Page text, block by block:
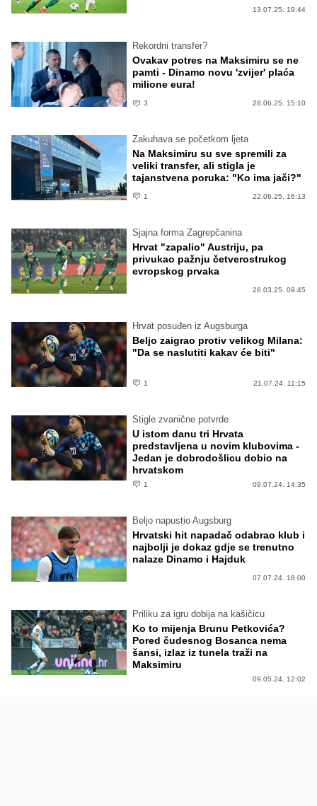
13.07.25. 19:44
Rekordni transfer?
Ovakav potres na Maksimiru se ne
pamti - Dinamo novu 'zvijer' plaća
milione eura!
3 28.06.25. 15:10
Zakuhava se početkom ljeta
Na Maksimiru su sve spremili za
veliki transfer, ali stigla je
tajanstvena poruka: "Ko ima jači?"
1 22.06.25. 16:13
Sjajna forma Zagrepčanina
Hrvat "zapalio" Austriju, pa
privukao pažnju četverostrukog
evropskog prvaka
26.03.25. 09:45
Hrvat posuđen iz Augsburga
Beljo zaigrao protiv velikog Milana:
"Da se naslutiti kakav će biti"
1 21.07.24. 11:15
Stigle zvanične potvrde
U istom danu tri Hrvata
predstavljena u novim klubovima -
Jedan je dobrodošlicu dobio na
hrvatskom
1 09.07.24. 14:35
Beljo napustio Augsburg
Hrvatski hit napadač odabrao klub i
najbolji je dokaz gdje se trenutno
nalaze Dinamo i Hajduk
07.07.24. 18:00
Priliku za igru dobija na kašičicu
Ko to mijenja Brunu Petkovića?
Pored čudesnog Bosanca nema
šansi, izlaz iz tunela traži na
Maksimiru
09.05.24. 12:02